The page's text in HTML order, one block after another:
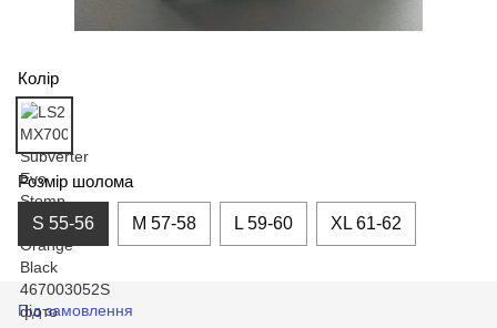
Колір
Розмір шолома
S 55-56 M 57-58 L 59-60 XL 61-62
Під замовлення